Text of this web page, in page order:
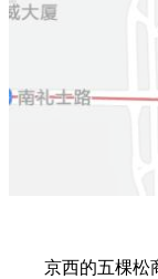
京西的五棵松